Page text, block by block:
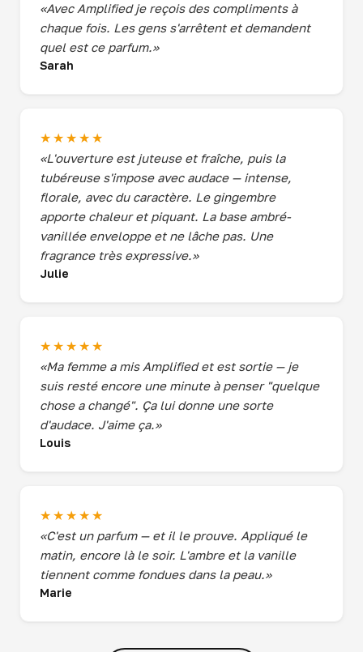
«Avec Amplified je reçois des compliments à
chaque fois. Les gens s'arrêtent et demandent
quel est ce parfum.»
Sarah
★★★★★
«L'ouverture est juteuse et fraîche, puis la
tubéreuse s'impose avec audace — intense,
florale, avec du caractère. Le gingembre
apporte chaleur et piquant. La base ambré-
vanillée enveloppe et ne lâche pas. Une
fragrance très expressive.»
Julie
★★★★★
«Ma femme a mis Amplified et est sortie — je
suis resté encore une minute à penser "quelque
chose a changé". Ça lui donne une sorte
d'audace. J'aime ça.»
Louis
★★★★★
«C'est un parfum — et il le prouve. Appliqué le
matin, encore là le soir. L'ambre et la vanille
tiennent comme fondues dans la peau.»
Marie